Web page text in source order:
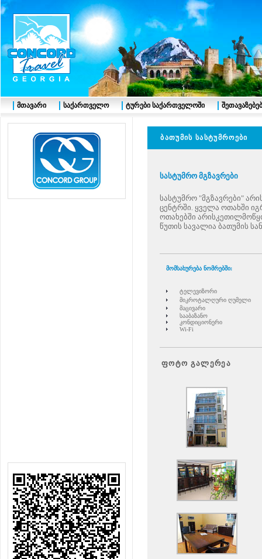
ბათუმის სასტუმროები
სასტუმრო მგზავრები
სასტუმრო "მგზავრები"
ცენტრში. ყველა ოთახში
ოთახებში
წუთის სავალია ბათუმის
მომსახურება ნომრებში:
ტელევიზორი
მიკროტალღური ღუმელი
მაცივარი
სააბაზანო
კონდიციონერი
Wi-Fi
ფოტო გალერეა
მთავარი საქართველო ტურები საქართველოში